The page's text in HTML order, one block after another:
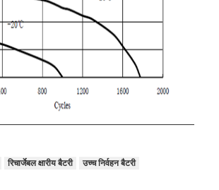
रिचार्जेबल क्षारीय बैटरी उच्च निर्वहन बैटरी